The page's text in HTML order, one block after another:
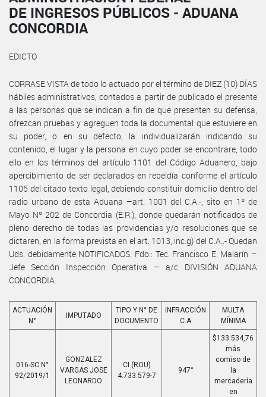
DE INGRESOS PÚBLICOS - ADUANA
CONCORDIA
EDICTO
CORRASE VISTA de todo lo actuado por el término de DIEZ (10) DÍAS
hábiles administrativos, contados a partir de publicado el presente
a las personas que se indican a fin de que presenten su defensa,
ofrezcan pruebas y agreguen toda la documental que estuviere en
su poder, o en su defecto, la individualizarán indicando su
contenido, el lugar y la persona en cuyo poder se encontrare, todo
ello en los términos del artículo 1101 del Código Aduanero, bajo
apercibimiento de ser declarados en rebeldía conforme el artículo
1105 del citado texto legal, debiendo constituir domicilio dentro del
radio urbano de esta Aduana –art. 1001 del C.A.-, sito en 1º de
Mayo Nº 202 de Concordia (E.R.), donde quedarán notificados de
pleno derecho de todas las providencias y/o resoluciones que se
dictaren, en la forma prevista en el art. 1013, inc.g) del C.A..- Quedan
Uds. debidamente NOTIFICADOS. Fdo.: Tec. Francisco E. Malarín –
Jefe Sección Inspección Operativa – a/c DIVISIÓN ADUANA
CONCORDIA.
ACTUACIÓN
N°
IMPUTADO
TIPO Y N° DE
DOCUMENTO
INFRACCIÓN
C.A
MULTA
MÍNIMA
016-SC N°
92/2019/1
GONZALEZ
VARGAS JOSE
LEONARDO
CI (ROU)
4.733.579-7
947°
$133.534,76
más
comiso de
la
mercadería
en